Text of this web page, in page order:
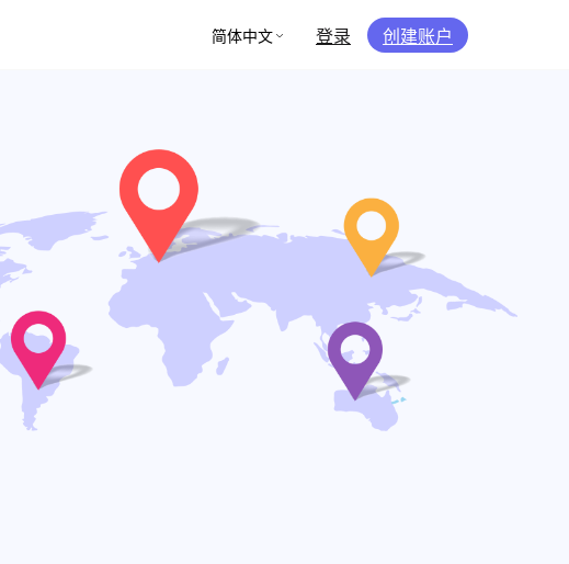
简体中文 登录 创建账户